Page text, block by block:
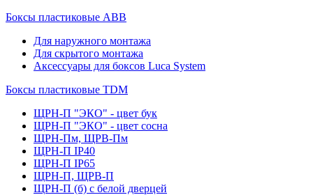
Боксы пластиковые ABB
Для наружного монтажа
Для скрытого монтажа
Аксессуары для боксов Luca System
Боксы пластиковые TDM
ЩРН-П "ЭКО" - цвет бук
ЩРН-П "ЭКО" - цвет сосна
ЩРН-Пм, ЩРВ-Пм
ЩРН-П IP40
ЩРН-П IP65
ЩРН-П, ЩРВ-П
ЩРН-П (б) с белой дверцей